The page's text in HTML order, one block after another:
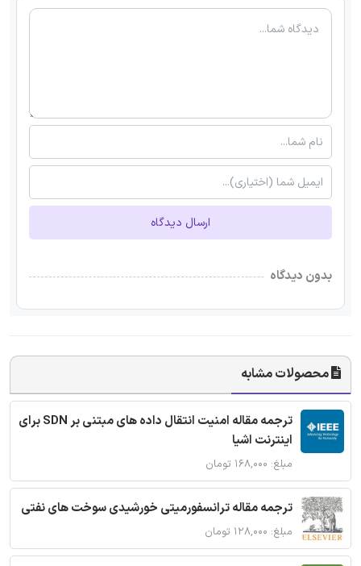
ارسال دیدگاه
بدون دیدگاه
محصولات مشابه
ترجمه مقاله امنیت انتقال داده های مبتنی بر SDN برای
اینترنت اشیا
مبلغ: ۱۶۸,۰۰۰ تومان
ترجمه مقاله ترانسفورمیتی خورشیدی سوخت های نفتی
مبلغ: ۱۲۸,۰۰۰ تومان